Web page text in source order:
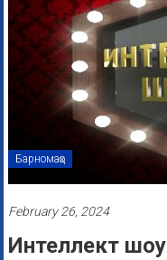
Барномаҳо
February 26, 2024
Интеллект шоу